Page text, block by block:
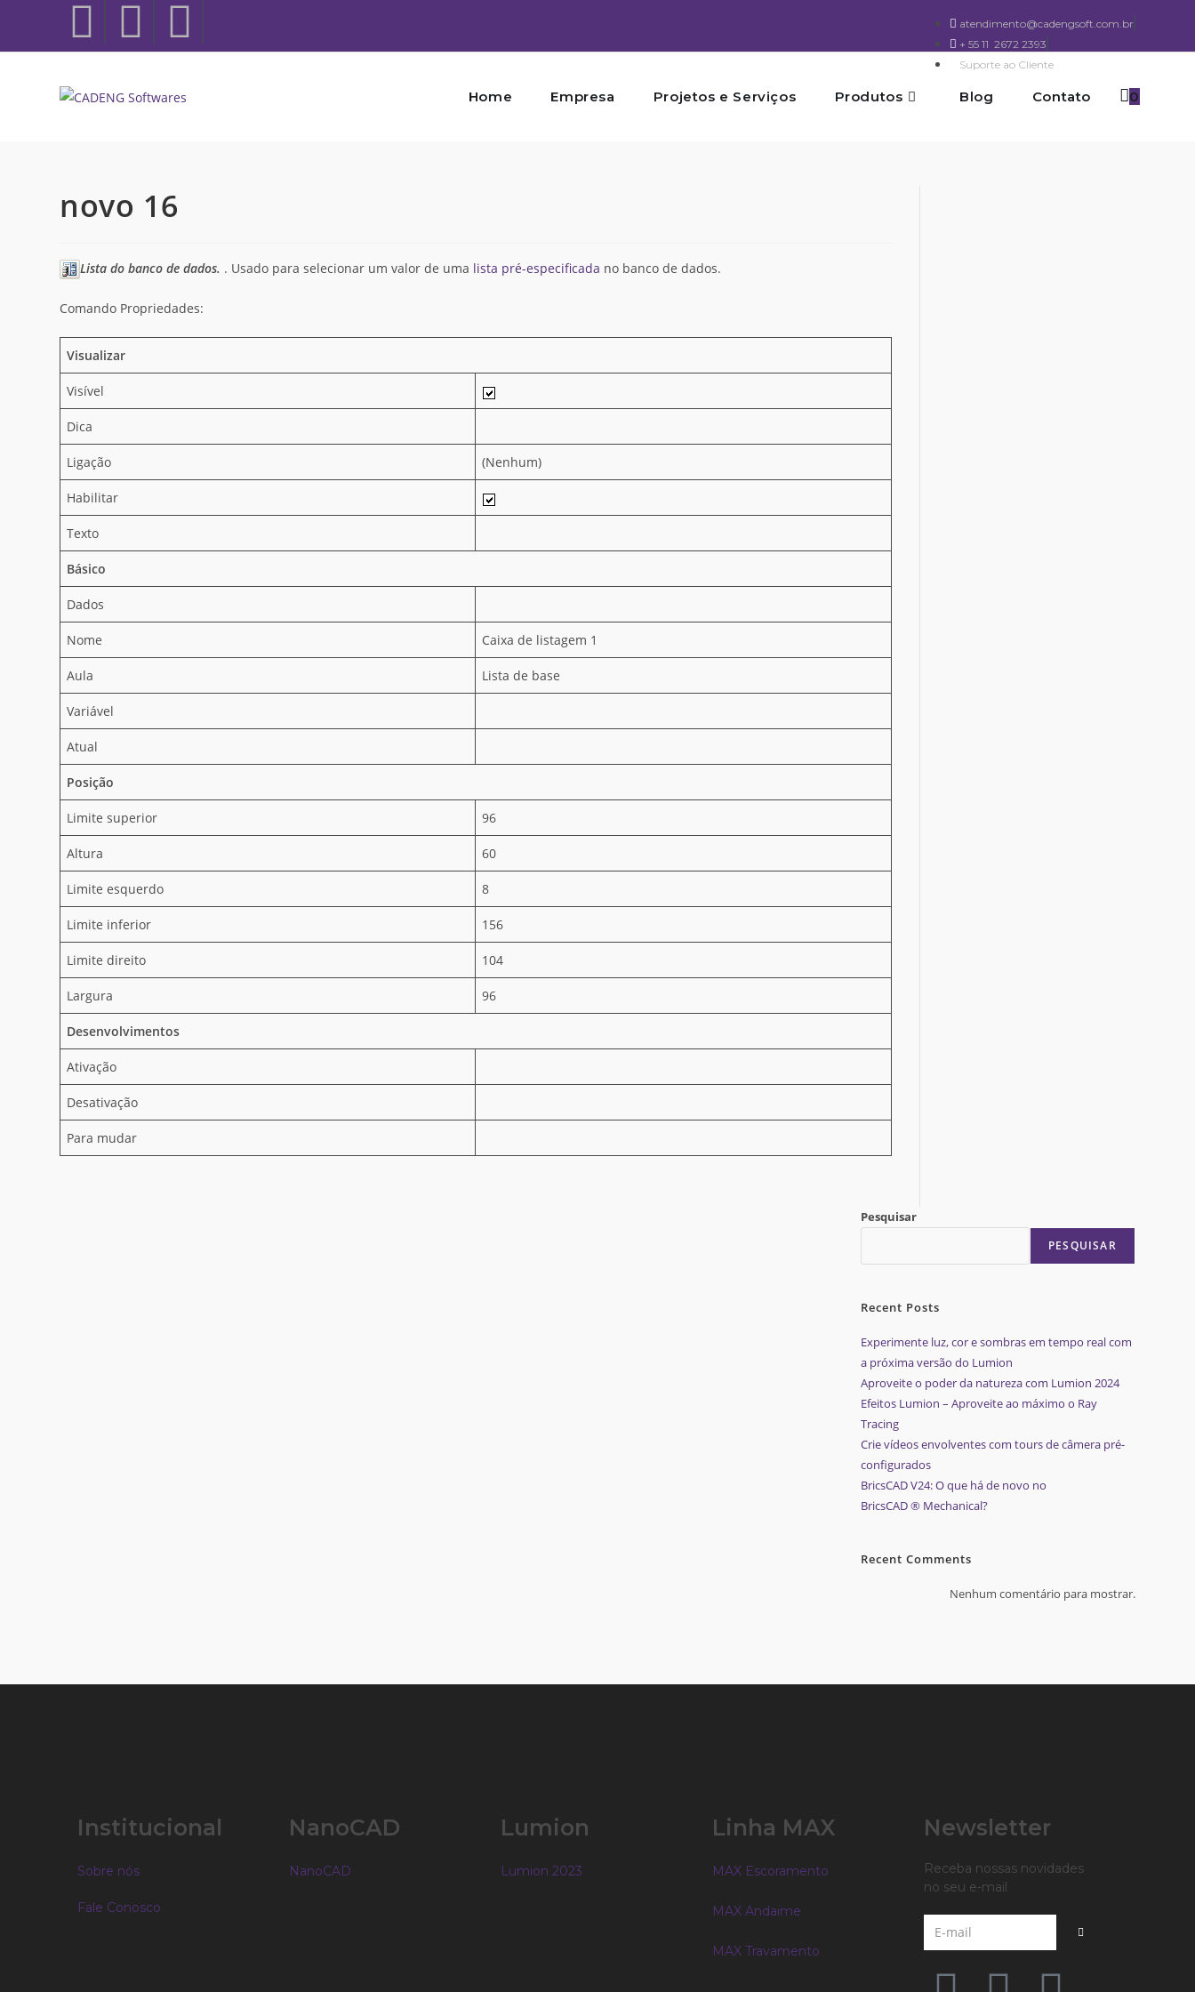
atendimento@cadengsoft.com.br
+ 55 11 2672 2393
Suporte ao Cliente
Home Empresa Projetos e Serviços Produtos Blog Contato 0
novo 16
Lista do banco de dados. . Usado para selecionar um valor de uma lista pré-especificada no banco de dados.
Comando Propriedades:
Visualizar
Visível
Dica
Ligação (Nenhum)
Habilitar
Texto
Básico
Dados
Nome Caixa de listagem 1
Aula Lista de base
Variável
Atual
Posição
Limite superior 96
Altura 60
Limite esquerdo 8
Limite inferior 156
Limite direito 104
Largura 96
Desenvolvimentos
Ativação
Desativação
Para mudar
Pesquisar
PESQUISAR
Recent Posts
Experimente luz, cor e sombras em tempo real com
a próxima versão do Lumion
Aproveite o poder da natureza com Lumion 2024
Efeitos Lumion – Aproveite ao máximo o Ray
Tracing
Crie vídeos envolventes com tours de câmera pré-
configurados
BricsCAD V24: O que há de novo no
BricsCAD ® Mechanical?
Recent Comments
Nenhum comentário para mostrar.
Institucional
Sobre nós
Fale Conosco
NanoCAD
NanoCAD
Lumion
Lumion 2023
Linha MAX
MAX Escoramento
MAX Andaime
MAX Travamento
Newsletter
Receba nossas novidades
no seu e-mail